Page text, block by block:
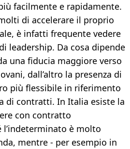
facilmente e rapidamente.
di accelerare il proprio
è infatti frequente vedere
leadership. Da cosa dipende
una fiducia maggiore verso
dall’altro la presenza di
più flessibile in riferimento
di contratti. In Italia esiste la
con contratto
è molto
mentre - per esempio in